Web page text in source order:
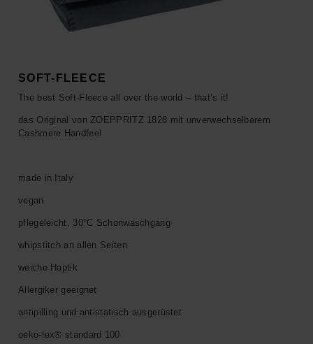
SALE
TOPS
SOFT-FLEECE
The best Soft-Fleece all over the world – that’s it!
das Original von ZOEPPRITZ 1828 mit unverwechselbarem
Cashmere Handfeel
made in Italy
vegan
pflegeleicht, 30°C Schonwaschgang
whipstitch an allen Seiten
weiche Haptik
Allergiker geeignet
antipilling und antistatisch ausgerüstet
oeko-tex® standard 100